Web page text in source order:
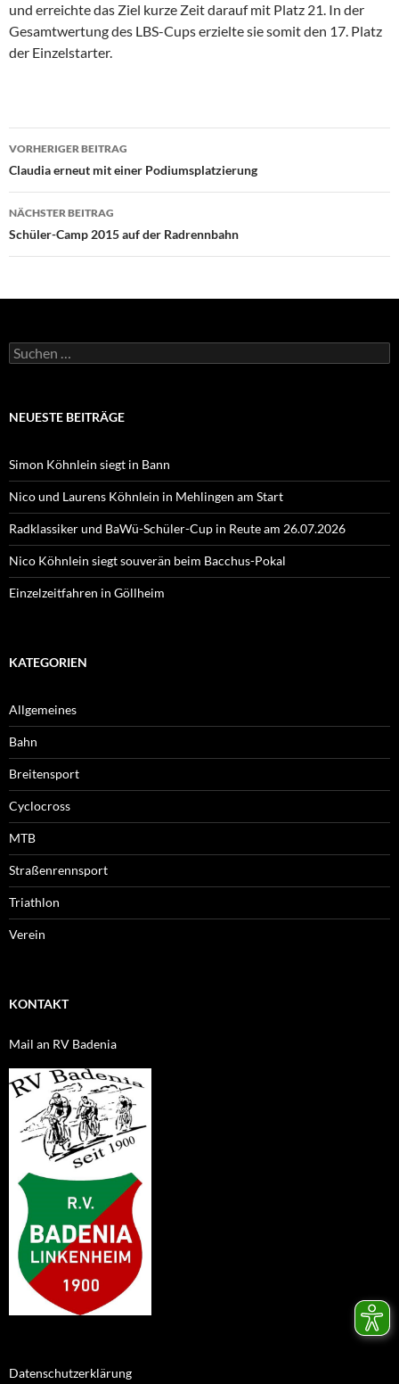
und erreichte das Ziel kurze Zeit darauf mit Platz 21. In der
Gesamtwertung des LBS-Cups erzielte sie somit den 17. Platz
der Einzelstarter.
Beitragsnavigation
VORHERIGER BEITRAG
Claudia erneut mit einer Podiumsplatzierung
NÄCHSTER BEITRAG
Schüler-Camp 2015 auf der Radrennbahn
Suchen
nach:
NEUESTE BEITRÄGE
Simon Köhnlein siegt in Bann
Nico und Laurens Köhnlein in Mehlingen am Start
Radklassiker und BaWü-Schüler-Cup in Reute am 26.07.2026
Nico Köhnlein siegt souverän beim Bacchus-Pokal
Einzelzeitfahren in Göllheim
KATEGORIEN
Allgemeines
Bahn
Breitensport
Cyclocross
MTB
Straßenrennsport
Triathlon
Verein
KONTAKT
Mail an RV Badenia
Datenschutzerklärung